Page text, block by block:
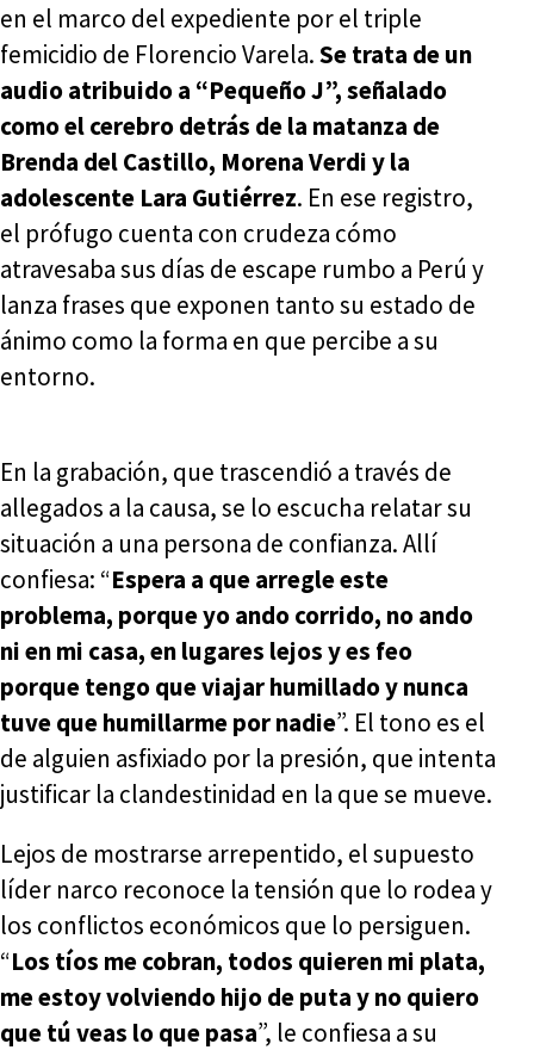
en el marco del expediente por el triple
femicidio de Florencio Varela.Se trata de un
audio atribuido a “Pequeño J”, señalado
como el cerebro detrás de la matanza de
Brenda del Castillo, Morena Verdi y la
adolescente Lara Gutiérrez. En ese registro,
el prófugo cuenta con crudeza cómo
atravesaba sus días de escape rumbo a Perú y
lanza frases que exponen tanto su estado de
ánimo como la forma en que percibe a su
entorno.
En la grabación, que trascendió a través de
allegados a la causa, se lo escucha relatar su
situación a una persona de confianza. Allí
confiesa: “Espera a que arregle este
problema, porque yo ando corrido, no ando
ni en mi casa, en lugares lejos y es feo
porque tengo que viajar humillado y nunca
tuve que humillarme por nadie”. El tono es el
de alguien asfixiado por la presión, que intenta
justificar la clandestinidad en la que se mueve.
Lejos de mostrarse arrepentido, el supuesto
líder narco reconoce la tensión que lo rodea y
los conflictos económicos que lo persiguen.
“Los tíos me cobran, todos quieren mi plata,
me estoy volviendo hijo de puta y no quiero
que tú veas lo que pasa”, le confiesa a su